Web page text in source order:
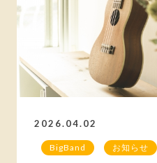
2026.04.02
BigBand お知らせ